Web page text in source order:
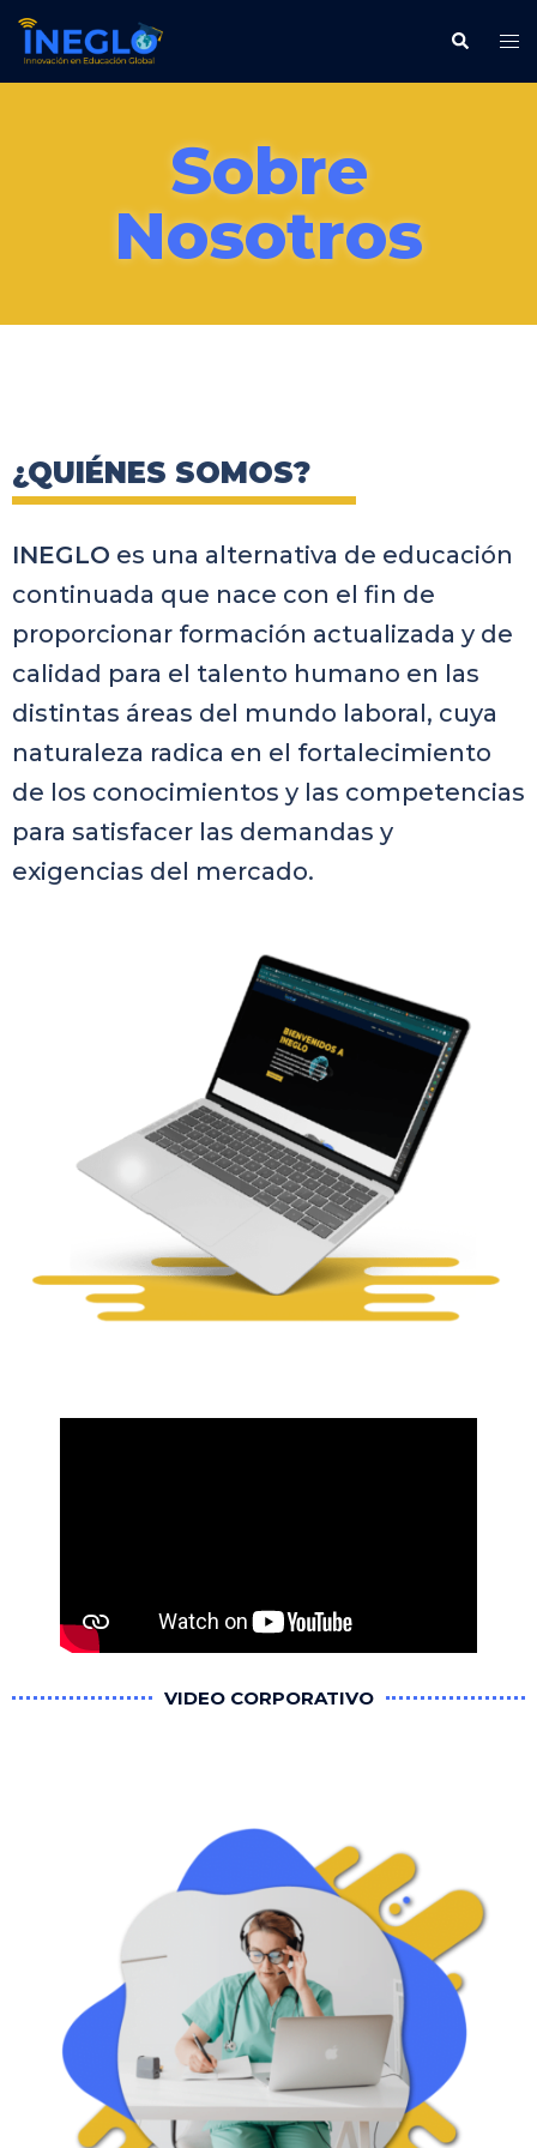
Sobre
Nosotros
¿QUIÉNES SOMOS?
INEGLO es una alternativa de educación
continuada que nace con el fin de
proporcionar formación actualizada y de
calidad para el talento humano en las
distintas áreas del mundo laboral, cuya
naturaleza radica en el fortalecimiento
de los conocimientos y las competencias
para satisfacer las demandas y
exigencias del mercado.
VIDEO CORPORATIVO